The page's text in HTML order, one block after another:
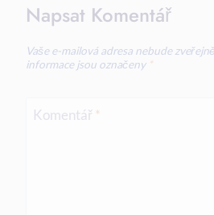
Napsat Komentář
Vaše e-mailová adresa nebude
informace jsou označeny *
Komentář *